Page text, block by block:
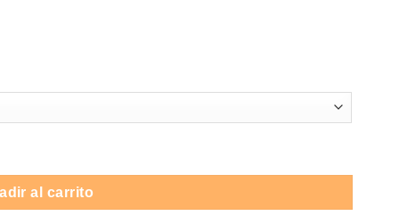
al carrito